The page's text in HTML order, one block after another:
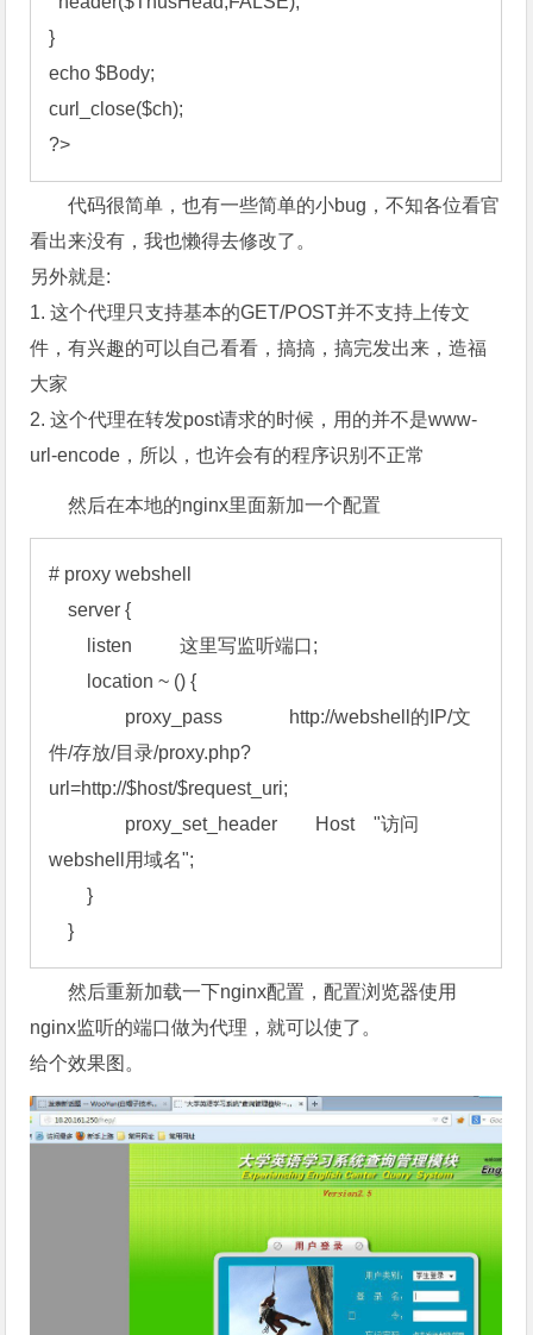
}
echo $Body;
curl_close($ch);
?>
代码很简单，也有一些简单的小bug，不知各位看官
看出来没有，我也懒得去修改了。
另外就是:
1. 这个代理只支持基本的GET/POST并不支持上传文
件，有兴趣的可以自己看看，搞搞，搞完发出来，造福
大家
2. 这个代理在转发post请求的时候，用的并不是www-
url-encode，所以，也许会有的程序识别不正常
然后在本地的nginx里面新加一个配置
# proxy webshell
    server {
件/存放/目录/proxy.php?
url=http://$host/$request_uri;
webshell用域名";
        }
    }
然后重新加载一下nginx配置，配置浏览器使用
nginx监听的端口做为代理，就可以使了。
给个效果图。